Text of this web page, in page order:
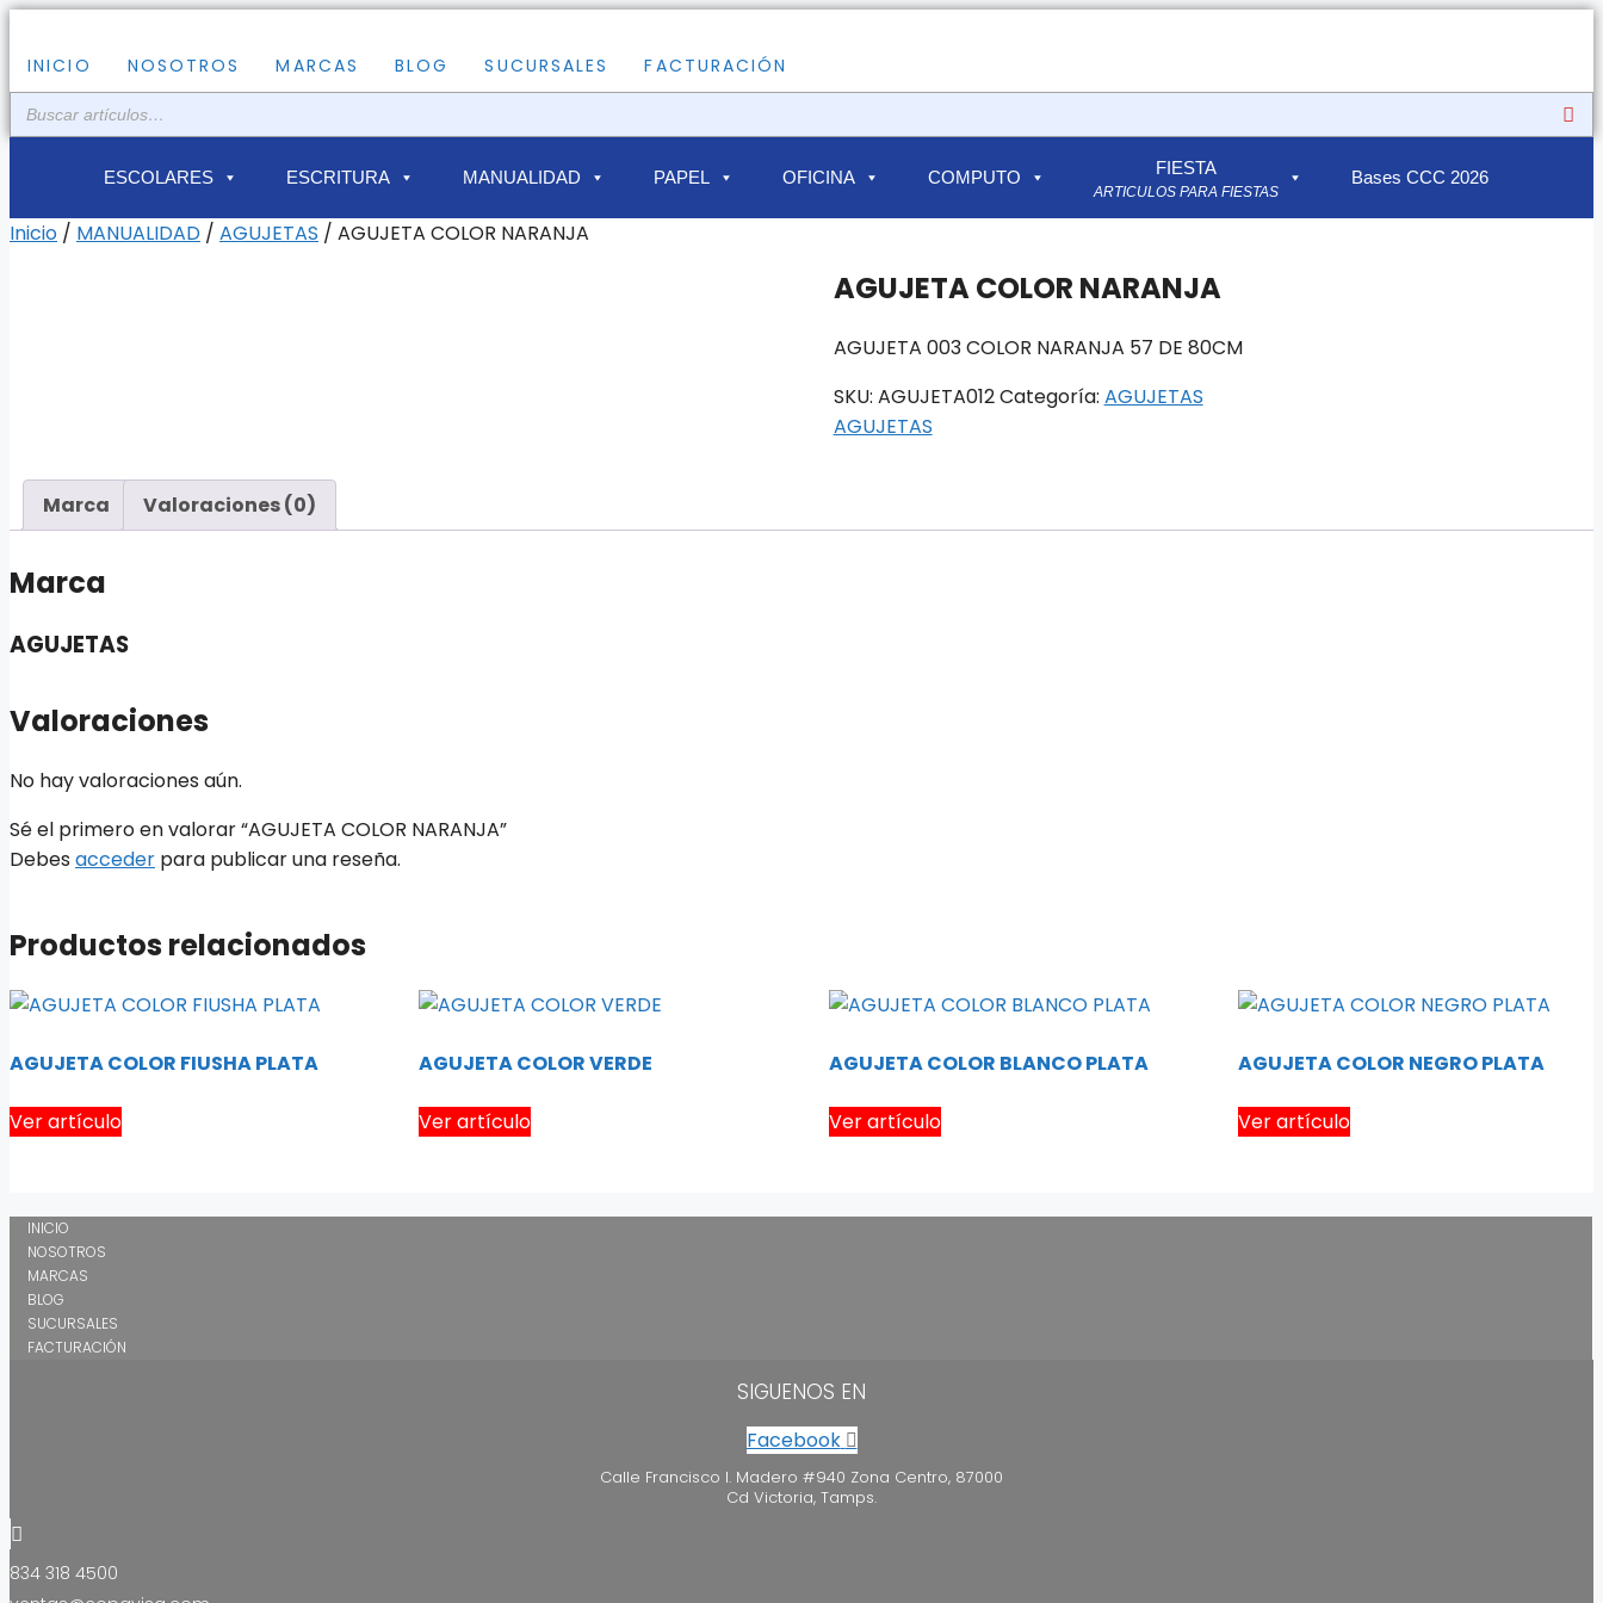
INICIO NOSOTROS MARCAS BLOG SUCURSALES FACTURACIÓN
ESCOLARES ESCRITURA MANUALIDAD PAPEL OFICINA COMPUTO FIESTA
ARTICULOS PARA FIESTAS
Bases CCC 2026
Inicio / MANUALIDAD / AGUJETAS / AGUJETA COLOR NARANJA
AGUJETA COLOR NARANJA
AGUJETA 003 COLOR NARANJA 57 DE 80CM
SKU: AGUJETA012Categoría: AGUJETAS
AGUJETAS
Marca Valoraciones (0)
Marca
AGUJETAS
Valoraciones
No hay valoraciones aún.
Sé el primero en valorar “AGUJETA COLOR NARANJA”
Debes acceder para publicar una reseña.
Productos relacionados
AGUJETA COLOR FIUSHA PLATA
Ver artículo
AGUJETA COLOR VERDE
Ver artículo
AGUJETA COLOR BLANCO PLATA
Ver artículo
AGUJETA COLOR NEGRO PLATA
Ver artículo
INICIO
NOSOTROS
MARCAS
BLOG
SUCURSALES
FACTURACIÓN
SIGUENOS EN
Facebook
Calle Francisco I. Madero #940 Zona Centro, 87000
Cd Victoria, Tamps.
834 318 4500